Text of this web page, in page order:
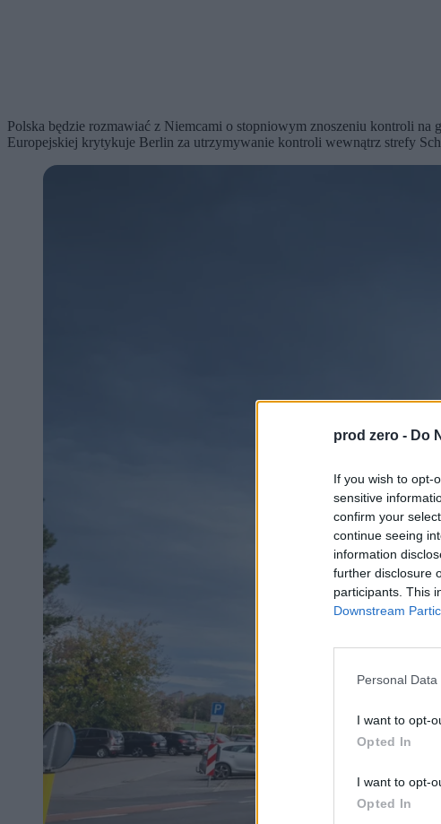
prod zero - Do
If you wish to opt-
sensitive
confirm your
continue seeing
information
further disclosure
participants. This
Downstream
Personal
I want to opt-
Opted In
I want to opt-
Opted In
Polska będzie rozmawiać z Niemcami o stopniowym znoszeniu kontroli
Europejskiej krytykuje Berlin za utrzymywanie kontroli wewnątrz strefy